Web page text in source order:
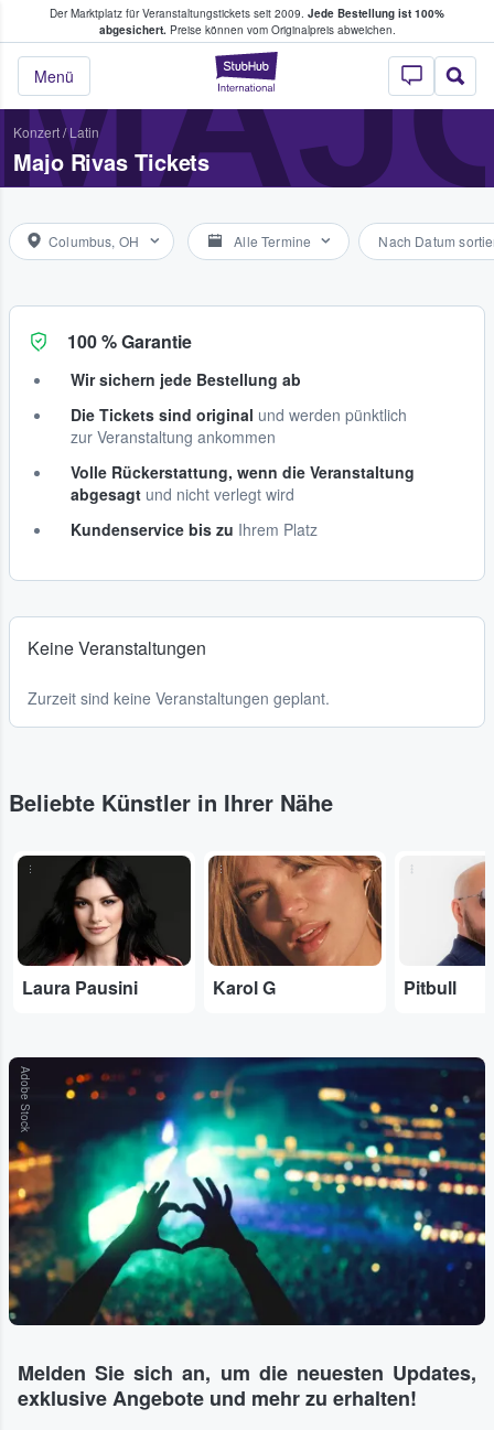
Der Marktplatz für Veranstaltungstickets seit 2009. Jede Bestellung ist 100%
abgesichert.Preise können vom Originalpreis abweichen.
StubHub - Wo
Menü
Tickets kaufen & verkaufen
Konzert/ Latin
Majo Rivas Tickets
Columbus, OH Alle Termine Nach Datum
100 % Garantie
Wir sichern jede Bestellung ab
Die Tickets sind original und werden pünktlich
zur Veranstaltung ankommen
Volle Rückerstattung, wenn die Veranstaltung
abgesagt und nicht verlegt wird
Kundenservice bis zu Ihrem Platz
Keine Veranstaltungen
Zurzeit sind keine Veranstaltungen geplant.
Beliebte Künstler in Ihrer Nähe
...
Laura Pausini
...
Karol G Pitbull
Adobe Stock
Melden Sie sich an, um die neuesten Updates,
exklusive Angebote und mehr zu erhalten!